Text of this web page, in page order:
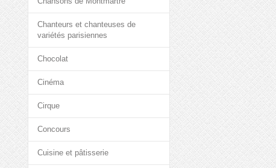
Chanteurs et chanteuses de
variétés parisiennes
Chocolat
Cinéma
Cirque
Concours
Cuisine et pâtisserie